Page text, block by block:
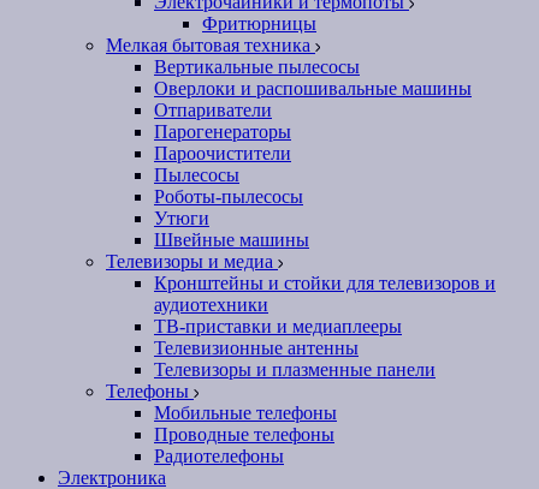
Фритюрницы
Мелкая бытовая техника
Вертикальные пылесосы
Оверлоки и распошивальные машины
Отпариватели
Парогенераторы
Пароочистители
Пылесосы
Роботы-пылесосы
Утюги
Швейные машины
Телевизоры и медиа
Кронштейны и стойки для телевизоров и
аудиотехники
ТВ-приставки и медиаплееры
Телевизионные антенны
Телевизоры и плазменные панели
Телефоны
Мобильные телефоны
Проводные телефоны
Радиотелефоны
Электроника